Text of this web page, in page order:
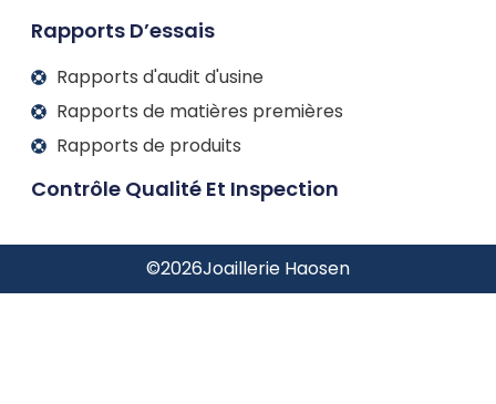
Rapports D’essais
Rapports d'audit d'usine
Rapports de matières premières
Rapports de produits
Contrôle Qualité Et Inspection
©2026Joaillerie Haosen